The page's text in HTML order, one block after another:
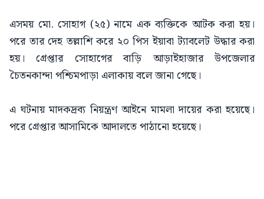
এসময় মো. সোহাগ (২৫) নামে এক ব্যক্তিকে আটক করা হয়।
পরে তার দেহ তল্লাশি করে ২০ পিস ইয়াবা ট্যাবলেট উদ্ধার করা
হয়। গ্রেপ্তার সোহাগের বাড়ি আড়াইহাজার উপজেলার
চৈতনকান্দা পশ্চিমপাড়া এলাকায় বলে জানা গেছে।
এ ঘটনায় মাদকদ্রব্য নিয়ন্ত্রণ আইনে মামলা দায়ের করা হয়েছে।
পরে গ্রেপ্তার আসামিকে আদালতে পাঠানো হয়েছে।